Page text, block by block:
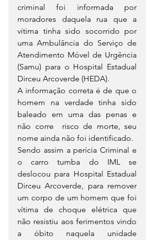
criminal foi informada por
moradores daquela rua que a
vítima tinha sido socorrido por
uma Ambulância do Serviço de
Atendimento Móvel de Urgência
(Samu) para o Hospital Estadual
Dirceu Arcoverde (HEDA).
A informação correta é de que o
homem na verdade tinha sido
baleado em uma das penas e
não corre  risco de morte, seu
nome ainda não foi identificado.
Sendo assim a perícia Criminal e
o carro tumba do IML se
deslocou para Hospital Estadual
Dirceu Arcoverde, para remover
um corpo de um homem que foi
vítima de choque elétrica que
não resistiu aos ferimentos vindo
a óbito naquela unidade